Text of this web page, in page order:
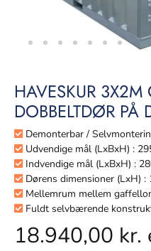
HAVESKUR 3X2M
DOBBELTDØR PÅ
Demonterbar /
Udvendige mål (LxBxH) :
Indvendige mål (LxBxH) :
Dørens dimensioner (LxH) :
Mellemrum mellem
Fuldt selvbærende
18.940,00 kr.